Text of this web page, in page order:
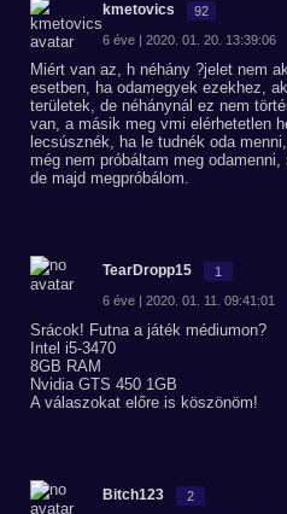
kmetovics 92
6 éve | 2020. 01. 20. 13:39:06
Miért van az, h néhány ?jelet nem
esetben, ha odamegyek ezekhez,
területek, de néhánynál ez nem
van, a másik meg vmi elérhetetlen
lecsúsznék, ha le tudnék oda
még nem próbáltam meg
de majd megpróbálom.
TearDropp15 1
6 éve | 2020. 01. 11. 09:41:01
Srácok! Futna a játék médiumon?
Intel i5-3470
8GB RAM
Nvidia GTS 450 1GB
A válaszokat előre is köszönöm!
Bitch123 2